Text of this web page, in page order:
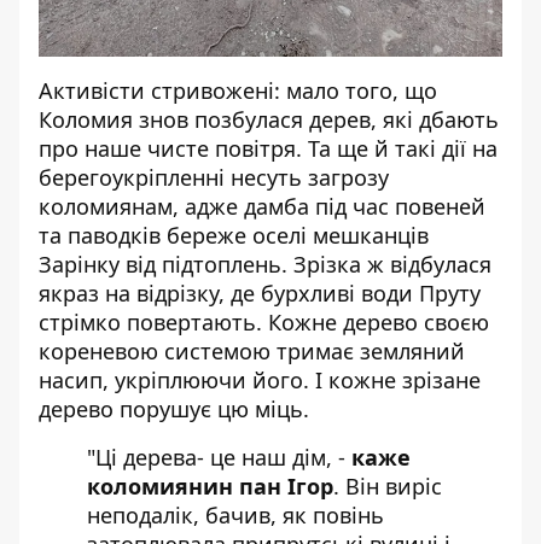
Активісти стривожені: мало того, що
Коломия знов позбулася дерев, які дбають
про наше чисте повітря. Та ще й такі дії на
берегоукріпленні несуть загрозу
коломиянам, адже дамба під час повеней
та паводків береже оселі мешканців
Зарінку від підтоплень. Зрізка ж відбулася
якраз на відрізку, де бурхливі води Пруту
стрімко повертають. Кожне дерево своєю
кореневою системою тримає земляний
насип, укріплюючи його. І кожне зрізане
дерево порушує цю міць.
"Ці дерева- це наш дім, - каже
коломиянин пан Ігор. Він виріс
неподалік, бачив, як повінь